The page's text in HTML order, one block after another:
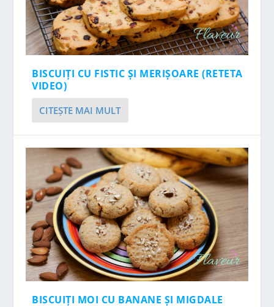
BISCUIȚI CU FISTIC ȘI MERIȘOARE (RETETA
VIDEO)
CITEŞTE MAI MULT
BISCUIȚI MOI CU BANANE ȘI MIGDALE